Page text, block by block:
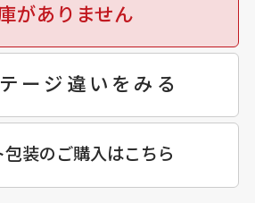
がありません
ージ違いをみる
装のご購入はこちら